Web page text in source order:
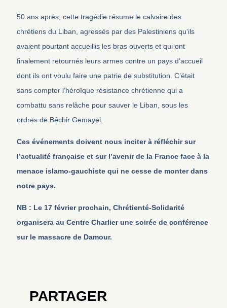
50 ans après, cette tragédie résume le calvaire des
chrétiens du Liban, agressés par des Palestiniens qu’ils
avaient pourtant accueillis les bras ouverts et qui ont
finalement retournés leurs armes contre un pays d’accueil
dont ils ont voulu faire une patrie de substitution. C’était
sans compter l’héroïque résistance chrétienne qui a
combattu sans relâche pour sauver le Liban, sous les
ordres de Béchir Gemayel.
Ces événements doivent nous inciter à réfléchir sur
l’actualité française et sur l’avenir de la France face à la
menace islamo-gauchiste qui ne cesse de monter dans
notre pays.
NB : Le 17 février prochain, Chrétienté-Solidarité
organisera au Centre Charlier une soirée de conférence
sur le massacre de Damour.
PARTAGER